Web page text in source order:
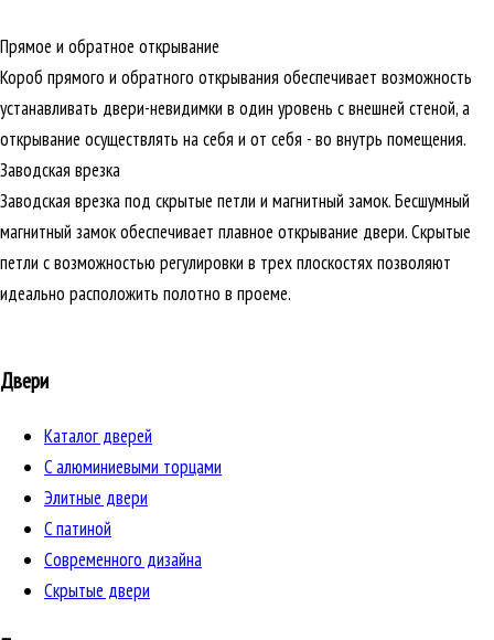
Прямое и обратное открывание
Короб прямого и обратного открывания обеспечивает возможность
устанавливать двери-невидимки в один уровень с внешней стеной, а
открывание осуществлять на себя и от себя - во внутрь помещения.
Заводская врезка
Заводская врезка под скрытые петли и магнитный замок. Бесшумный
магнитный замок обеспечивает плавное открывание двери. Скрытые
петли с возможностью регулировки в трех плоскостях позволяют
идеально расположить полотно в проеме.
Двери
Каталог дверей
C алюминиевыми торцами
Элитные двери
C патиной
Cовременного дизайна
Скрытые двери